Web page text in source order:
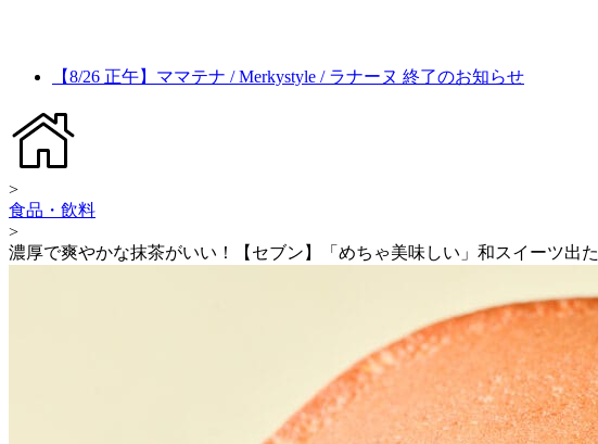
【8/26 正午】ママテナ / Merkystyle / ラナーヌ 終了のお知らせ
>
食品・飲料
>
濃厚で爽やかな抹茶がいい！【セブン】「めちゃ美味しい」和スイーツ出た